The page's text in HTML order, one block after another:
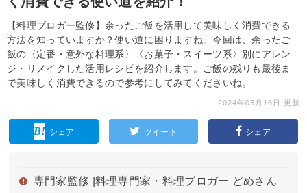
【料理ブロガー監修】余ったご飯を活用して美味しく消費できる
方法を知っていますか？使い道に困りますね。今回は、余ったご
飯の〈定番・意外な料理系〉〈お菓子・スイーツ系〉別にアレン
ジ・リメイクした活用レシピを紹介します。ご飯の残りも最後ま
で美味しく消費できるので参考にしてみてくださいね。
2024年03月16日 更新
シェア ツイート シェア
専門家監修 | 料理専門家・料理ブロガー どめさん